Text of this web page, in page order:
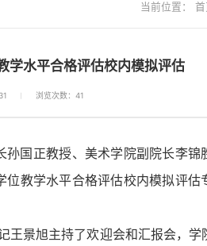
当前位置： 首
学水平合格评估校内模拟评估
浏览次数： 41
国正教授、美术学院副院长李锦
教学水平合格评估校内模拟评估
王景旭主持了欢迎会和汇报会，学